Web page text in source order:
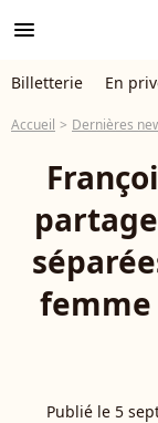
menu
Billetterie En
Accueil Dernières
Publié le 5